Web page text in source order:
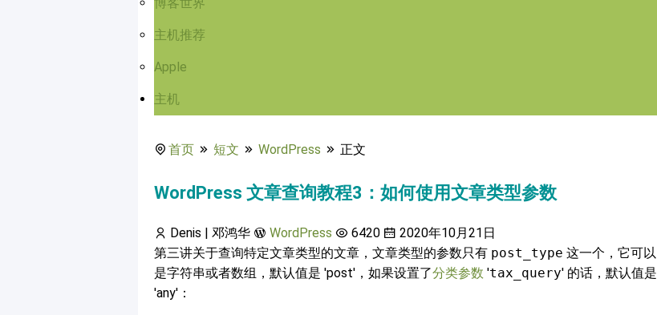
主机推荐
Apple
主机
首页 短文 WordPress 正文
WordPress 文章查询教程3：如何使用文章类型参数
Denis | 邓鸿华 WordPress 6420
2020年10月21日
第三讲关于查询特定文章类型的文章， 文章类型的参数只有 post_type 这一个，它可以
是字符串或者数组，默认值是 'post'，如果设置了分类参数 'tax_query' 的话，默认值是
'any'：